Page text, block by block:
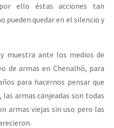
ello éstas acciones tan
pueden quedar en el silencio y
muestra ante los medios de
de armas en Chenalhó, para
para hacernos pensar que
armas canjeadas son todas
armas viejas sin uso pero las